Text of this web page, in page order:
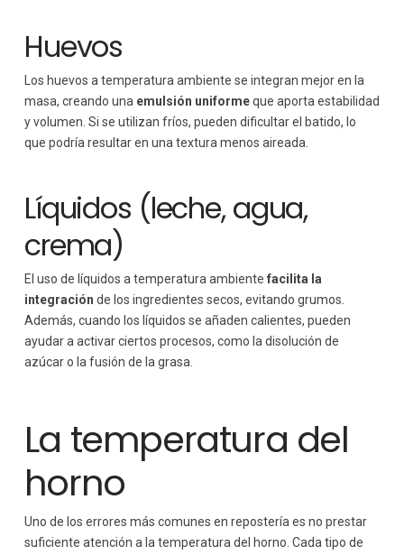
Huevos
Los huevos a temperatura ambiente se integran mejor en la
masa, creando una emulsión uniformeque aporta estabilidad
y volumen. Si se utilizan fríos, pueden dificultar el batido, lo
que podría resultar en una textura menos aireada.
Líquidos (leche, agua,
crema)
El uso de líquidos a temperatura ambiente facilita la
integración de los ingredientes secos, evitando grumos.
Además, cuando los líquidos se añaden calientes, pueden
ayudar a activar ciertos procesos, como la disolución de
azúcar o la fusión de la grasa.
La temperatura del
horno
Uno de los errores más comunes en repostería es no prestar
suficiente atención a la temperatura del horno. Cada tipo de